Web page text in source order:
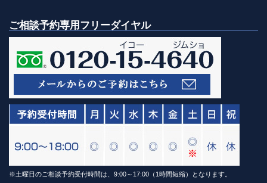
ご相談予約専用フリーダイヤル
※土曜日のご相談予約受付時間は、9:00～17:00（1時間短縮）となります。